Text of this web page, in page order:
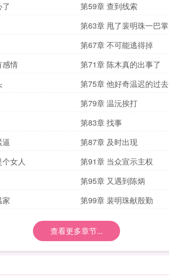
第59章 查到线索
第63章 甩了裴明珠一巴掌
第67章 不可能逃得掉
感情 第71章 陈木真的出事了
第75章 他好奇温迟的过去
第79章 温沅挨打
第83章 找事
第87章 及时出现
女人 第91章 当众宣示主权
第95章 又遇到陈炳
家 第99章 裴明珠献殷勤
查看更多章节...